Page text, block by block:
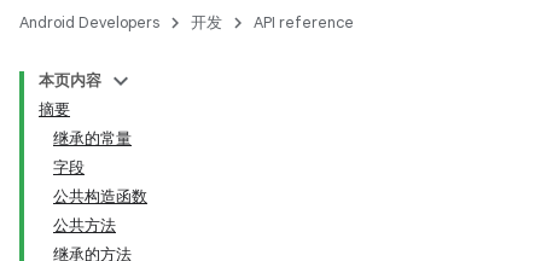
Android Developers 开发 API reference
本页内容
摘要
继承的常量
字段
公共构造函数
公共方法
继承的方法